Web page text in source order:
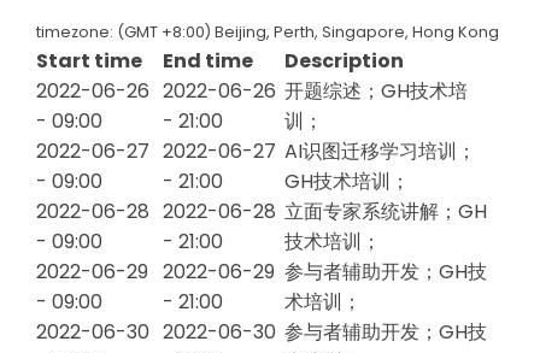
timezone: (GMT +8:00) Beijing, Perth, Singapore, Hong Kong
Start time End time
Description
2022-06-26
- 09:00
2022-06-26
- 21:00
开题综述；GH技术培
训；
2022-06-27
- 09:00
2022-06-27
- 21:00
AI识图迁移学习培训；
GH技术培训；
2022-06-28
- 09:00
2022-06-28
- 21:00
立面专家系统讲解；GH
技术培训；
2022-06-29
- 09:00
2022-06-29
- 21:00
参与者辅助开发；GH技
术培训；
2022-06-30 2022-06-30 参与者辅助开发；GH技